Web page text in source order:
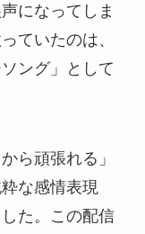
になってしま
ていたのは、
ング」として
ら頑張れる」
な感情表現
た。この配信